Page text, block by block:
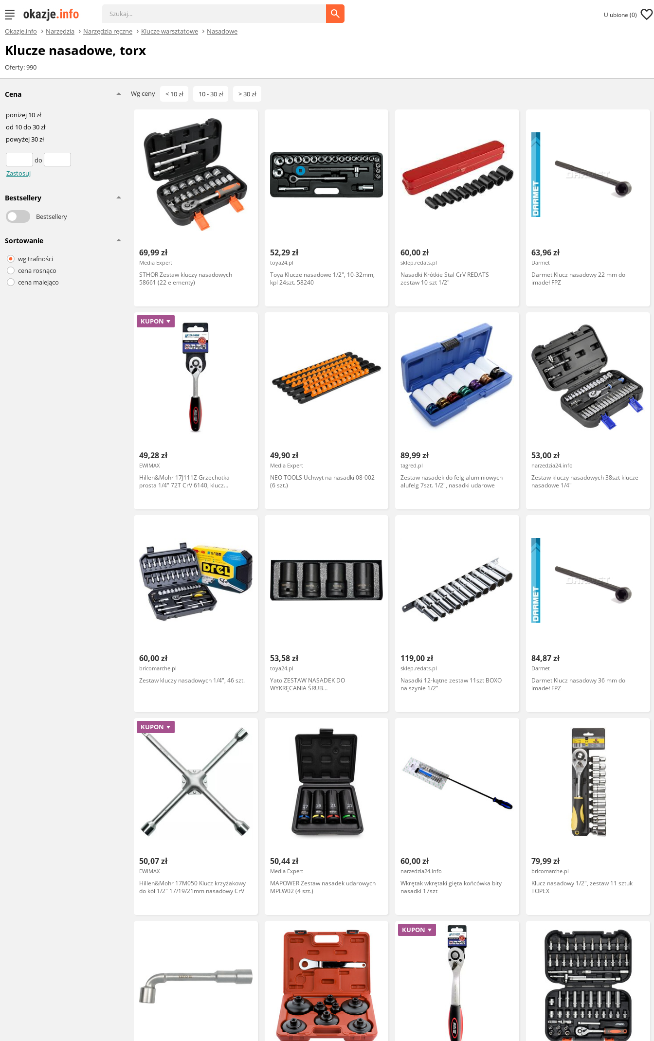
Ulubione (0)
Okazje.info Narzędzia Narzędzia ręczne Klucze warsztatowe Nasadowe
Klucze nasadowe, torx
Oferty: 990
Cena
poniżej 10 zł
od 10 do 30 zł
powyżej 30 zł
do
Zastosuj
Bestsellery
Bestsellery
Sortowanie
wg trafności
cena rosnąco
cena malejąco
Wg ceny < 10 zł 10 - 30 zł > 30 zł
69,99 zł
Media Expert
STHOR Zestaw kluczy nasadowych
58661 (22 elementy)
52,29 zł
toya24.pl
Toya Klucze nasadowe 1/2", 10-32mm,
kpl 24szt. 58240
60,00 zł
sklep.redats.pl
Nasadki Krótkie Stal CrV REDATS
zestaw 10 szt 1/2"
63,96 zł
Darmet
Darmet Klucz nasadowy 22 mm do
imadeł FPZ
KUPON
49,28 zł
EWIMAX
Hillen&Mohr 17J111Z Grzechotka
prosta 1/4" 72T CrV 6140, klucz
49,90 zł
Media Expert
NEO TOOLS Uchwyt na nasadki 08-002
(6 szt.)
89,99 zł
tagred.pl
Zestaw nasadek do felg aluminiowych
alufelg 7szt. 1/2", nasadki udarowe
53,00 zł
narzedzia24.info
Zestaw kluczy nasadowych 38szt klucze
nasadowe 1/4"
60,00 zł
bricomarche.pl
Zestaw kluczy nasadowych 1/4", 46 szt.
53,58 zł
toya24.pl
Yato ZESTAW NASADEK DO
WYKRĘCANIA ŚRUB
119,00 zł
sklep.redats.pl
Nasadki 12-kątne zestaw 11szt BOXO
na szynie 1/2"
84,87 zł
Darmet
Darmet Klucz nasadowy 36 mm do
imadeł FPZ
KUPON
50,07 zł
EWIMAX
Hillen&Mohr 17M050 Klucz krzyżakowy
do kół 1/2" 17/19/21mm nasadowy CrV
50,44 zł
Media Expert
MAPOWER Zestaw nasadek udarowych
MPLW02 (4 szt.)
60,00 zł
narzedzia24.info
Wkrętak wkrętaki gięta końcówka bity
nasadki 17szt
79,99 zł
bricomarche.pl
Klucz nasadowy 1/2", zestaw 11 sztuk
TOPEX
KUPON